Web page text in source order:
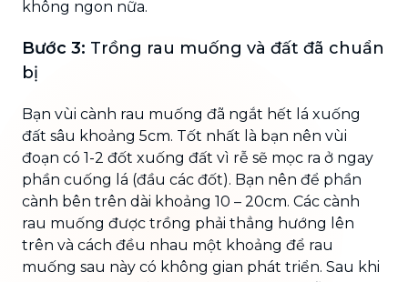
không ngon nữa.
Bước 3: Trồng rau muống và đất đã chuẩn
bị
Bạn vùi cành rau muống đã ngắt hết lá xuống
đất sâu khoảng 5cm. Tốt nhất là bạn nên vùi
đoạn có 1-2 đốt xuống đất vì rễ sẽ mọc ra ở ngay
phần cuống lá (đầu các đốt). Bạn nên để phần
cành bên trên dài khoảng 10 – 20cm. Các cành
rau muống được trồng phải thẳng hướng lên
trên và cách đều nhau một khoảng để rau
muống sau này có không gian phát triển. Sau khi